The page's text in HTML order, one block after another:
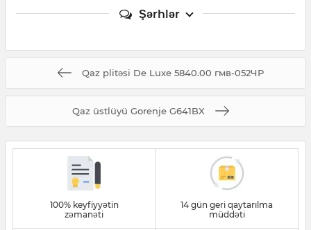
Şərhlər
Qaz plitəsi De Luxe 5840.00 гмв-052ЧР
Qaz üstlüyü Gorenje G641BX
100% keyfiyyətin
zəmanəti
14 gün geri qaytarılma
müddəti